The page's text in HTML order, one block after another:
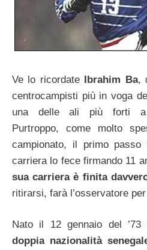
Ve lo ricordate Ibrahim Ba,
centrocampisti più in voga
una delle ali più forti a
Purtroppo, come molto
campionato, il primo
carriera lo fece firmando 11
sua carriera è finita
ritirarsi, farà l’osservatore
Nato il 12 gennaio del
doppia nazionalità